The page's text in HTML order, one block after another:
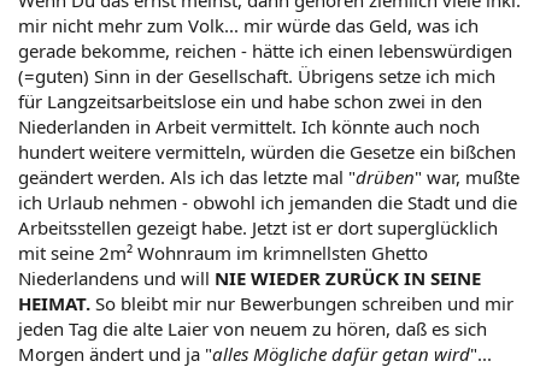
mir nicht mehr zum Volk... mir würde das Geld, was ich
gerade bekomme, reichen - hätte ich einen lebenswürdigen
(=guten) Sinn in der Gesellschaft. Übrigens setze ich mich
für Langzeitsarbeitslose ein und habe schon zwei in den
Niederlanden in Arbeit vermittelt. Ich könnte auch noch
hundert weitere vermitteln, würden die Gesetze ein bißchen
geändert werden. Als ich das letzte mal "drüben" war, mußte
ich Urlaub nehmen - obwohl ich jemanden die Stadt und die
Arbeitsstellen gezeigt habe. Jetzt ist er dort superglücklich
mit seine 2m² Wohnraum im krimnellsten Ghetto
Niederlandens und will NIE WIEDER ZURÜCK IN SEINE
HEIMAT. So bleibt mir nur Bewerbungen schreiben und mir
jeden Tag die alte Laier von neuem zu hören, daß es sich
Morgen ändert und ja "alles Mögliche dafür getan wird"...